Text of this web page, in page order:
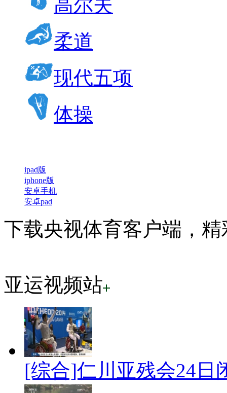
高尔夫
柔道
现代五项
体操
ipad版
iphone版
安卓手机
安卓pad
下载央视体育客户端，
亚运视频站
[综合]仁川亚残会24日